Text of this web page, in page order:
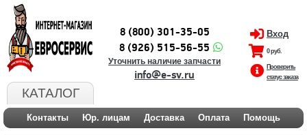
КАТАЛОГ
8 (800) 301-35-05
8 (926) 515-56-55
Уточнить наличие запчасти
info@e-sv.ru
Вход
0 руб.
Проверить
статус заказа
Контакты Юр. лицам Доставка Оплата Помощь